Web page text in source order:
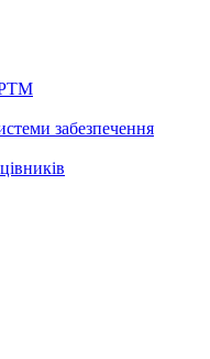
РТМ
забезпечення